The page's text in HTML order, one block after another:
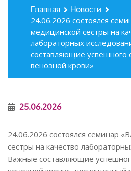
Главная Новости
24.06.2026 состоялся
медицинской сестры на
лабораторных
составляющие успешного
венозной крови»
25.06.2026
24.06.2026 состоялся семинар
сестры на качество
Важные составляющие